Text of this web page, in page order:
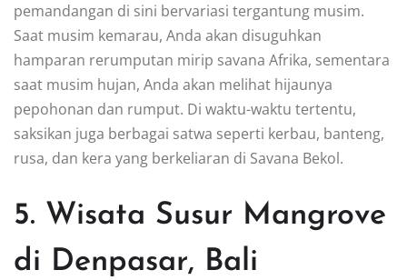
pemandangan di sini bervariasi tergantung musim.
Saat musim kemarau, Anda akan disuguhkan
hamparan rerumputan mirip savana Afrika, sementara
saat musim hujan, Anda akan melihat hijaunya
pepohonan dan rumput. Di waktu-waktu tertentu,
saksikan juga berbagai satwa seperti kerbau, banteng,
rusa, dan kera yang berkeliaran di Savana Bekol.
5. Wisata Susur Mangrove
di Denpasar, Bali